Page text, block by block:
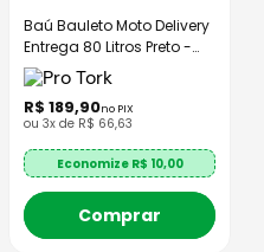
Baú Bauleto Moto Delivery
Entrega 80 Litros Preto -
ProTork
R$ 189,90no PIX
ou 3x de R$ 66,63
Economize R$ 10,00
Comprar